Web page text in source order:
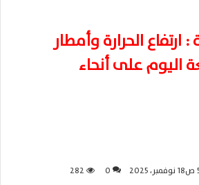
: ارتفاع الحرارة وأمطار
اليوم على أنحاء
0
282